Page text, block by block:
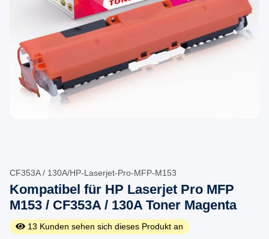
CF353A / 130A/HP-Laserjet-Pro-MFP-M153
Kompatibel für HP Laserjet Pro MFP
M153 / CF353A / 130A Toner Magenta
13 Kunden sehen sich dieses Produkt an